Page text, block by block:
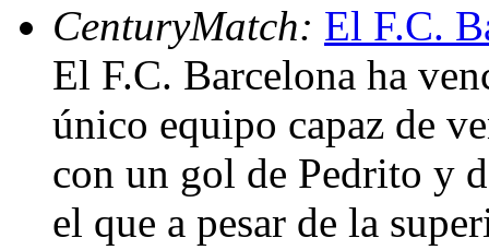
CenturyMatch: El F.C.
El F.C. Barcelona ha
único equipo capaz de
con un gol de Pedrito y
el que a pesar de la